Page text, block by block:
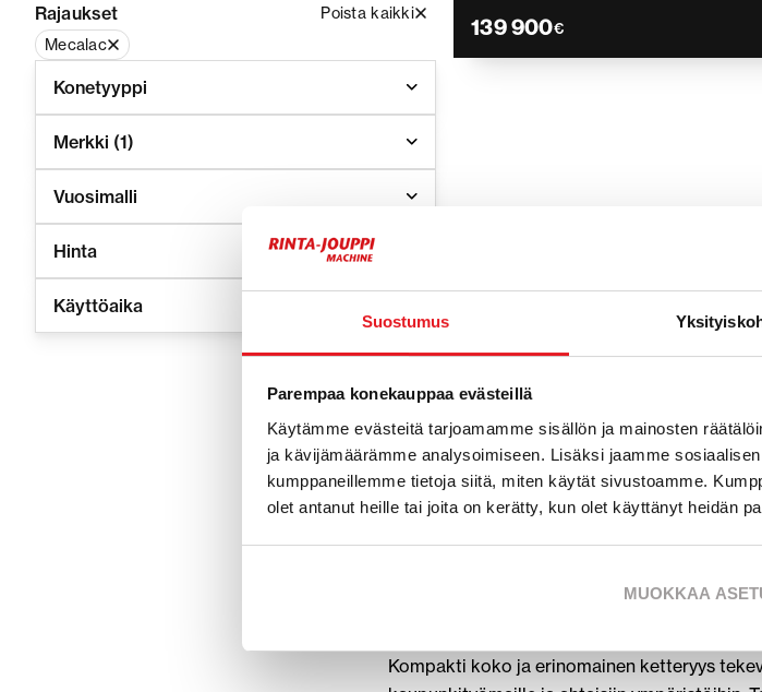
Suostumus
Parempaa konekauppaa evästeillä
Käytämme evästeitä tarjoamamme sisällön ja mainosten
ja kävijämäärämme analysoimiseen. Lisäksi jaamme
kumppaneillemme tietoja siitä, miten käytät sivustoamme.
olet antanut heille tai joita on kerätty, kun olet käyttänyt heidän
MUOKKAA
Rajaukset
Poista kaikki
Mecalac
Konetyyppi
Merkki (1)
Vuosimalli
Hinta
Käyttöaika
139 900€
Mecalac innovatiiviset
työkoneet kaupunki- ja
koneeseen. Monet mallit soveltuvat sekä
materiaalin käsittelyyn, mikä vähentää
tehostaa työskentelyä ja auttaa
Kompakti koko ja erinomainen ketteryys